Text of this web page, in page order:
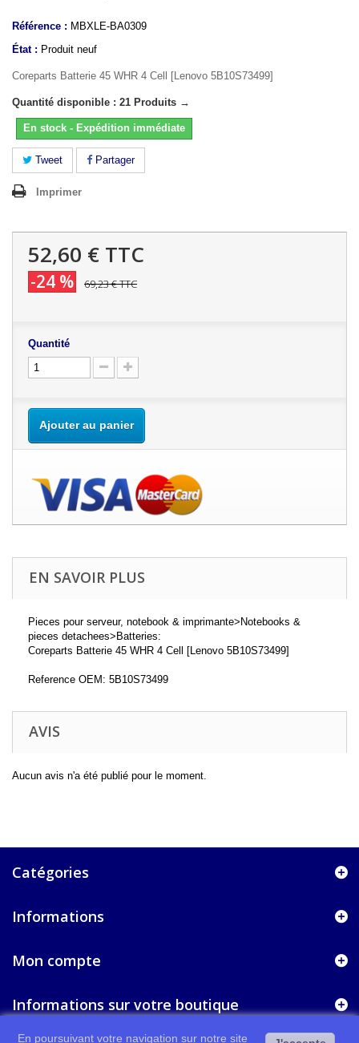
Référence : MBXLE-BA0309
État : Produit neuf
Coreparts Batterie 45 WHR 4 Cell [Lenovo 5B10S73499]
Quantité disponible : 21 Produits →
En stock - Expédition immédiate
Tweet Partager
Imprimer
52,60 € TTC
-24 % 69,23 €TTC
Quantité
Ajouter au panier
EN SAVOIR PLUS
Pieces pour serveur, notebook & imprimante>Notebooks &
pieces detachees>Batteries:
Coreparts Batterie 45 WHR 4 Cell [Lenovo 5B10S73499]
Reference OEM: 5B10S73499
AVIS
Aucun avis n'a été publié pour le moment.
Catégories
Informations
Mon compte
Informations sur votre boutique
En poursuivant votre navigation sur notre site